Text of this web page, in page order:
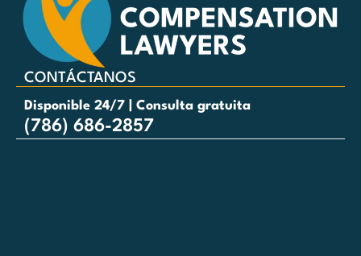
CONTÁCTANOS
Disponible 24/7 | Consulta gratuita
(786) 686-2857